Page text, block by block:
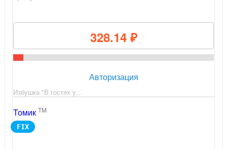
328.14 ₽
Авторизация
Избушка "В гостях у…
Томик TM
FIX